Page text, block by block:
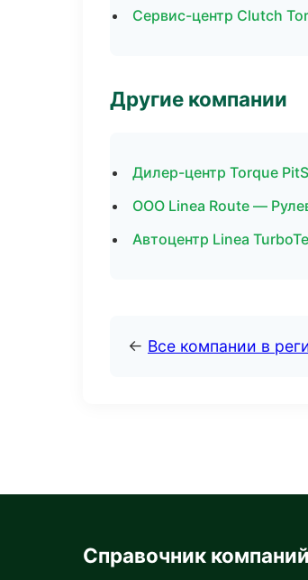
Сервис-центр Clutch
Другие компании
Дилер-центр Torque
ООО Linea Route —
Автоцентр Linea
← Все компании в
Справочник